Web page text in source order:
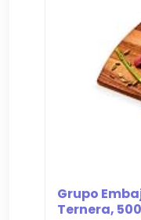
Grupo
Ternera,